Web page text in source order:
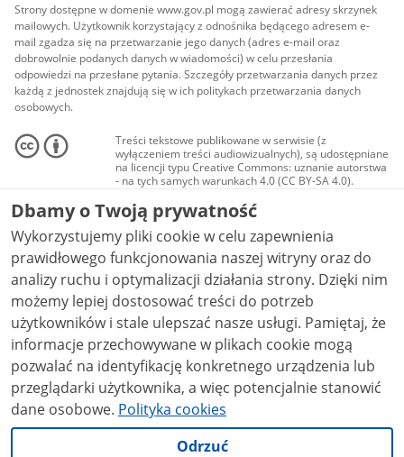
Strony dostępne w domenie www.gov.pl mogą zawierać adresy skrzynek
mailowych. Użytkownik korzystający z odnośnika będącego adresem e-
mail zgadza się na przetwarzanie jego danych (adres e-mail oraz
dobrowolnie podanych danych w wiadomości) w celu przesłania
odpowiedzi na przesłane pytania. Szczegóły przetwarzania danych przez
każdą z jednostek znajdują się w ich politykach przetwarzania danych
osobowych.
Treści tekstowe publikowane w serwisie (z
wyłączeniem treści audiowizualnych), są udostępniane
na licencji typu Creative Commons: uznanie autorstwa
- na tych samych warunkach 4.0 (CC BY-SA 4.0).
Materiały audiowizualne, w tym zdjęcia, materiały
audio i wideo, są udostępniane na licencji typu
Creative Commons: uznanie autorstwa użycie
niekomercyjne - bez utworów zależnych 4.0 (CC BY-
NC-ND 4.0), o ile nie jest to stwierdzone inaczej.
Dbamy o Twoją prywatność
Wykorzystujemy pliki cookie w celu zapewnienia
prawidłowego funkcjonowania naszej witryny oraz do
analizy ruchu i optymalizacji działania strony. Dzięki nim
możemy lepiej dostosować treści do potrzeb
użytkowników i stale ulepszać nasze usługi. Pamiętaj, że
informacje przechowywane w plikach cookie mogą
pozwalać na identyfikację konkretnego urządzenia lub
przeglądarki użytkownika, a więc potencjalnie stanowić
dane osobowe. Polityka cookies
Odrzuć